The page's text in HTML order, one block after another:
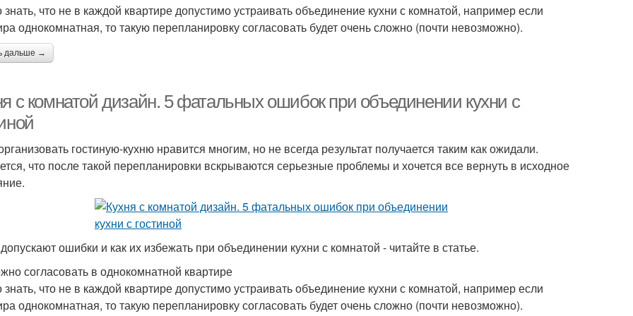
что не в каждой квартире допустимо устраивать объединение кухни с комнатой, например если
однокомнатная, то такую перепланировку согласовать будет очень сложно (почти невозможно).
дальше →
с комнатой дизайн. 5 фатальных ошибок при объединении кухни с
гостиную-кухню нравится многим, но не всегда результат получается таким как ожидали.
что после такой перепланировки вскрываются серьезные проблемы и хочется все вернуть в исходное
ошибки и как их избежать при объединении кухни с комнатой - читайте в статье.
согласовать в однокомнатной квартире
что не в каждой квартире допустимо устраивать объединение кухни с комнатой, например если
однокомнатная, то такую перепланировку согласовать будет очень сложно (почти невозможно).